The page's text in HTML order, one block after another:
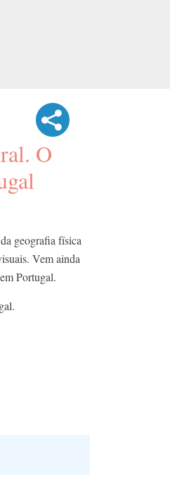
O
geografia física
Vem ainda
Portugal.